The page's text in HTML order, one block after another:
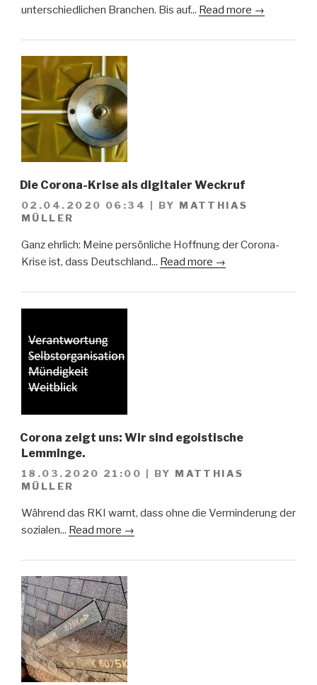
unterschiedlichen Branchen. Bis auf... Read more →
Die Corona-Krise als digitaler Weckruf
02.04.2020 06:34 BY MATTHIAS
MÜLLER
Ganz ehrlich: Meine persönliche Hoffnung der Corona-
Krise ist, dass Deutschland... Read more →
Corona zeigt uns: Wir sind egoistische
Lemminge.
18.03.2020 21:00 BY MATTHIAS
MÜLLER
Während das RKI warnt, dass ohne die Verminderung der
sozialen... Read more →